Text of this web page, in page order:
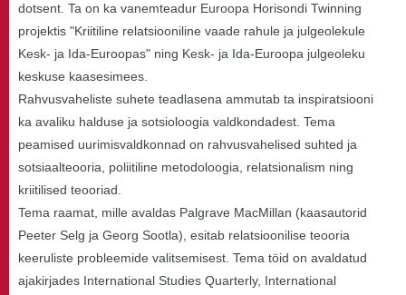
dotsent. Ta on ka vanemteadur Euroopa Horisondi Twinning
projektis "Kriitiline relatsiooniline vaade rahule ja julgeolekule
Kesk- ja Ida-Euroopas" ning Kesk- ja Ida-Euroopa julgeoleku
keskuse kaasesimees.
Rahvusvaheliste suhete teadlasena ammutab ta inspiratsiooni
ka avaliku halduse ja sotsioloogia valdkondadest. Tema
peamised uurimisvaldkonnad on rahvusvahelised suhted ja
sotsiaalteooria, poliitiline metodoloogia, relatsionalism ning
kriitilised teooriad.
Tema raamat, mille avaldas Palgrave MacMillan (kaasautorid
Peeter Selg ja Georg Sootla), esitab relatsioonilise teooria
keeruliste probleemide valitsemisest. Tema töid on avaldatud
ajakirjades International Studies Quarterly, International